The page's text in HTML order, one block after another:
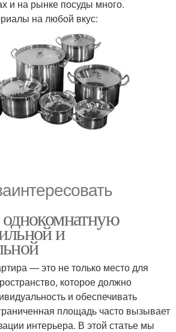
и на рынке посуды много.
на любой вкус:
однокомнатную
и
— это не только место для
которое должно
и обеспечивать
площадь часто вызывает
интерьера. В этой статье мы